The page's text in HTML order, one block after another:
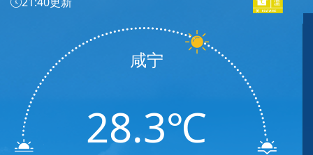
咸宁
28.3℃